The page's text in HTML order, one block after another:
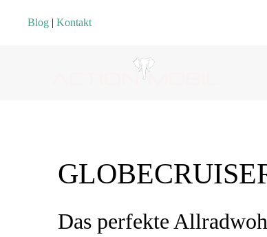
Blog | Kontakt
Das perfekte